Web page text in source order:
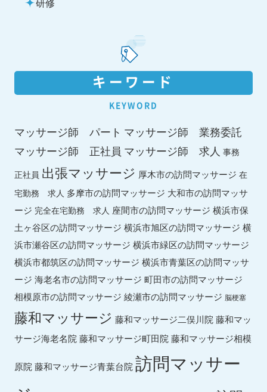
キーワード
KEYWORD
マッサージ師 パート マッサージ師 業務委託
マッサージ師 正社員 マッサージ師 求人 事務
正社員 出張マッサージ 厚木市の訪問マッサージ 在
宅勤務 求人 多摩市の訪問マッサージ 大和市の訪問マッサ
ージ 完全在宅勤務 求人 座間市の訪問マッサージ 横浜市保
土ヶ谷区の訪問マッサージ 横浜市旭区の訪問マッサージ 横
浜市瀬谷区の訪問マッサージ 横浜市緑区の訪問マッサージ
横浜市都筑区の訪問マッサージ 横浜市青葉区の訪問マッサ
ージ 海老名市の訪問マッサージ 町田市の訪問マッサージ
相模原市の訪問マッサージ 綾瀬市の訪問マッサージ 脳梗塞
藤和マッサージ 藤和マッサージ二俣川院 藤和マッ
サージ海老名院 藤和マッサージ町田院 藤和マッサージ相模
原院 藤和マッサージ青葉台院 訪問マッサー